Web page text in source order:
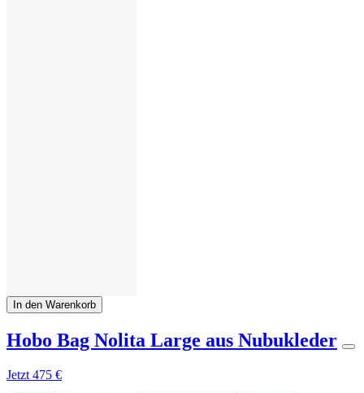
In den Warenkorb
Hobo Bag Nolita Large aus Nubukleder
Jetzt 475 €